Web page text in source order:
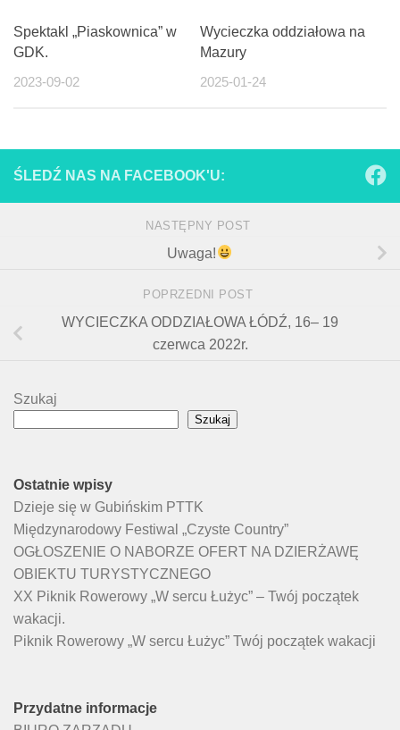
Spektakl „Piaskownica” w
GDK.
2023-09-02
Wycieczka oddziałowa na
Mazury
2025-01-24
ŚLEDŹ NAS NA FACEBOOK'U:
NASTĘPNY POST
Uwaga!
POPRZEDNI POST
WYCIECZKA ODDZIAŁOWA ŁÓDŹ, 16– 19
czerwca 2022r.
Szukaj
Szukaj
Ostatnie wpisy
Dzieje się w Gubińskim PTTK
Międzynarodowy Festiwal „Czyste Country”
OGŁOSZENIE O NABORZE OFERT NA DZIERŻAWĘ
OBIEKTU TURYSTYCZNEGO
XX Piknik Rowerowy „W sercu Łużyc” – Twój początek
wakacji.
Piknik Rowerowy „W sercu Łużyc” Twój początek wakacji
Przydatne informacje